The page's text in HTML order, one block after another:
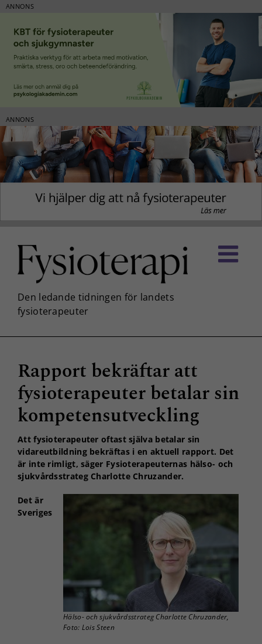
ANNONS
ANNONS
innehållet
Rapport bekräftar att
fysioterapeuter betalar sin
kompetensutveckling
Att fysioterapeuter oftast själva betalar sin
vidareutbildning bekräftas i en aktuell rapport. Det
är inte rimligt, säger Fysioterapeuternas hälso- och
sjukvårdsstrateg Charlotte Chruzander.
Hälso- och sjukvårdsstrateg Charlotte Chruzander,
Foto: Lois Steen
Det är
Sveriges